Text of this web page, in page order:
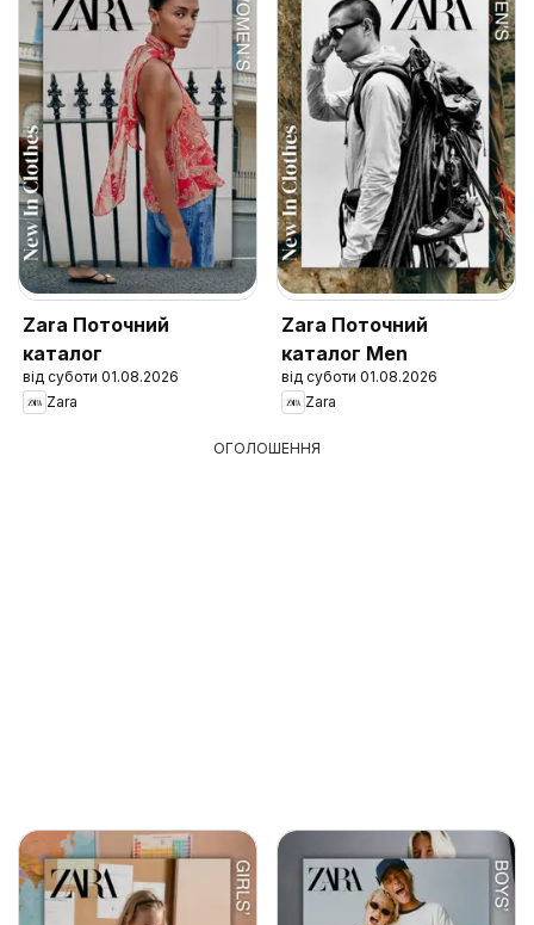
Zara Поточний
каталог
від суботи 01.08.2026
Zara
Zara Поточний
каталог Men
від суботи 01.08.2026
Zara
ОГОЛОШЕННЯ